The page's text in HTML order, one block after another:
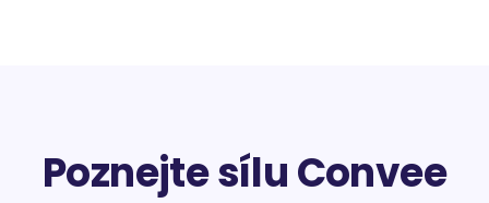
Poznejte sílu Convee